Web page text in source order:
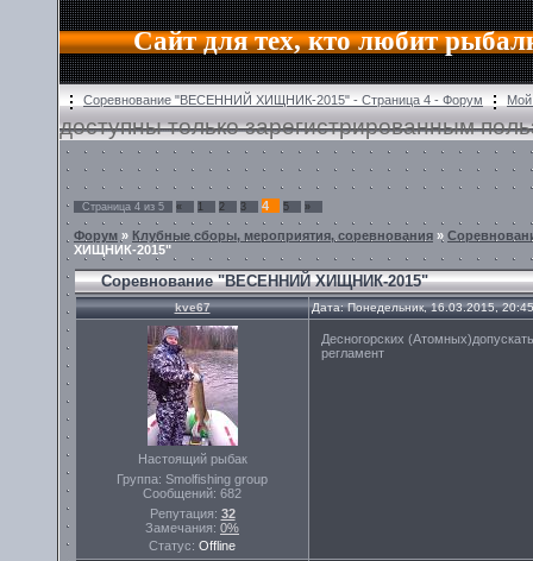
Сайт для тех, кто любит
Соревнование "ВЕСЕННИЙ ХИЩНИК-2015" - Страница 4 - Форум
доступны только зарегистрированным
Страница 4 из 5 « 1 2 3 4 5 »
Форум » Клубные сборы, мероприятия, соревнования »
ХИЩНИК-2015"
Соревнование "ВЕСЕННИЙ ХИЩНИК-2015"
kve67 Дата: Понедельник, 16.03.2015,
Настоящий рыбак
Группа: Smolfishing group
Сообщений: 682
Репутация: 32
Замечания: 0%
Статус: Offline
Десногорских
регламент